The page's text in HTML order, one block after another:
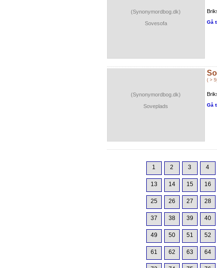
(Synonymordbog.dk)
Sovesofa
Gå
(Synonymordbog.dk)
Soveplads
( >
Gå
1 2 3 4
13 14 15 16
25 26 27 28
37 38 39 40
49 50 51 52
61 62 63 64